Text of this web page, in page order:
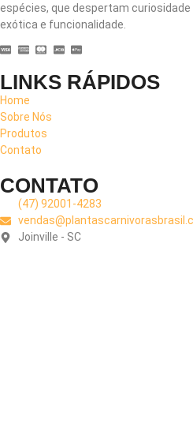
espécies, que despertam
exótica e funcionalidade.
LINKS RÁPIDOS
Home
Sobre Nós
Produtos
Contato
CONTATO
(47) 92001-4283
Joinville - SC